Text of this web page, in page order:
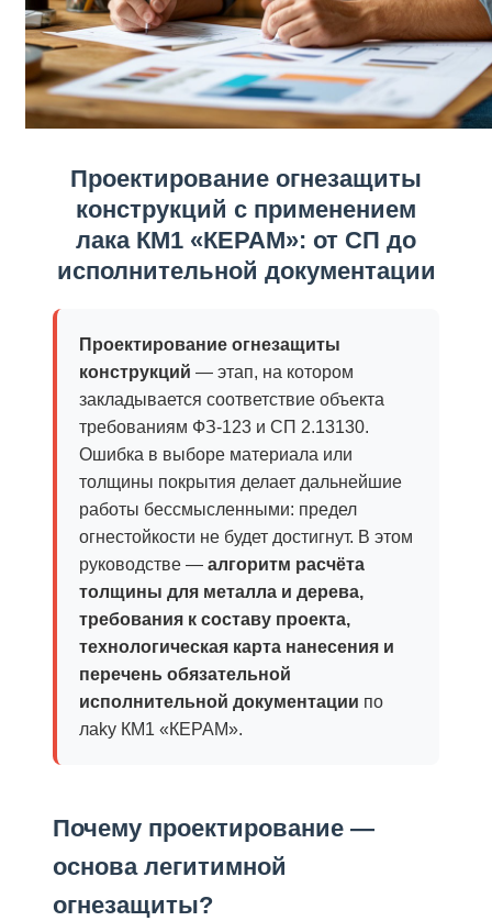
Проектирование огнезащиты
конструкций с применением
лака КМ1 «КЕРАМ»: от СП до
исполнительной документации
Проектирование огнезащиты
конструкций — этап, на котором
закладывается соответствие объекта
требованиям ФЗ-123 и СП 2.13130.
Ошибка в выборе материала или
толщины покрытия делает дальнейшие
работы бессмысленными: предел
огнестойкости не будет достигнут. В этом
руководстве — алгоритм расчёта
толщины для металла и дерева,
требования к составу проекта,
технологическая карта нанесения и
перечень обязательной
исполнительной документации по
лaky КМ1 «КЕРАМ».
Почему проектирование —
основа легитимной
огнезащиты?